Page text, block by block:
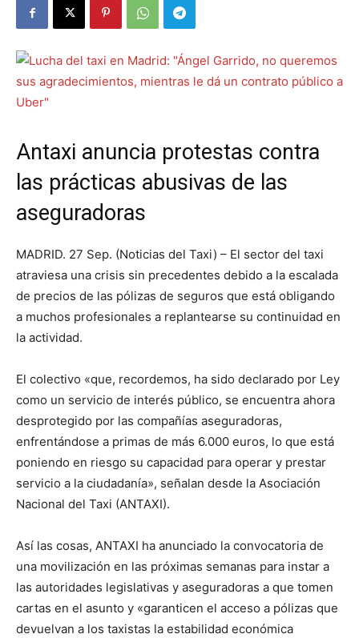
Antaxi anuncia protestas contra
las prácticas abusivas de las
aseguradoras
MADRID. 27 Sep. (Noticias del Taxi) – El sector del taxi
atraviesa una crisis sin precedentes debido a la escalada
de precios de las pólizas de seguros que está obligando
a muchos profesionales a replantearse su continuidad en
la actividad.
El colectivo «que, recordemos, ha sido declarado por Ley
como un servicio de interés público, se encuentra ahora
desprotegido por las compañías aseguradoras,
enfrentándose a primas de más 6.000 euros, lo que está
poniendo en riesgo su capacidad para operar y prestar
servicio a la ciudadanía», señalan desde la Asociación
Nacional del Taxi (ANTAXI).
Así las cosas, ANTAXI ha anunciado la convocatoria de
una movilización en las próximas semanas para instar a
las autoridades legislativas y aseguradoras a que tomen
cartas en el asunto y «garanticen el acceso a pólizas que
devuelvan a los taxistas la estabilidad económica